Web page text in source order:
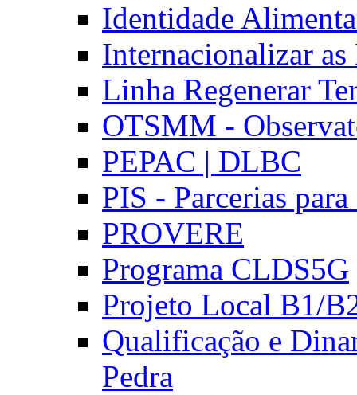
Identidade
Internacionalizar
Linha Regenerar
OTSMM -
PEPAC | DLBC
PIS - Parcerias
PROVERE
Programa CLDS5G
Projeto Local B1/
Qualificação e
Pedra